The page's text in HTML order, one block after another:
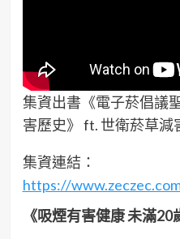
集資出書《電子菸倡議
害歷史》 ft. 世衛菸草減
集資連結：
https://
《吸煙有害健康 未滿20